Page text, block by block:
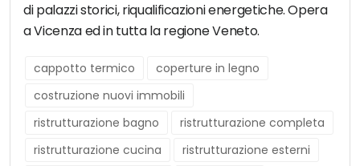
di palazzi storici, riqualificazioni energetiche. Opera
a Vicenza ed in tutta la regione Veneto.
cappotto termico
coperture in legno
costruzione nuovi immobili
ristrutturazione bagno
ristrutturazione completa
ristrutturazione cucina
ristrutturazione esterni